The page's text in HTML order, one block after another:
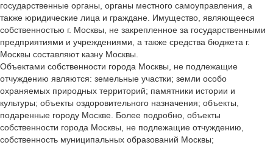
государственные органы, органы местного самоуправления, а
также юридические лица и граждане. Имущество, являющееся
собственностью г. Москвы, не закрепленное за государственными
предприятиями и учреждениями, а также средства бюджета г.
Москвы составляют казну Москвы.
Объектами собственности города Москвы, не подлежащие
отчуждению являются: земельные участки; земли особо
охраняемых природных территорий; памятники истории и
культуры; объекты оздоровительного назначения; объекты,
подаренные городу Москве. Более подробно, объекты
собственности города Москвы, не подлежащие отчуждению,
собственность муниципальных образований Москвы;